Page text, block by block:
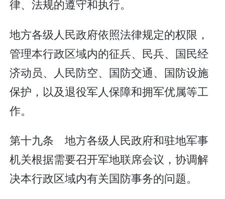
律、法规的遵守和执行。
地方各级人民政府依照法律规定的权限，
管理本行政区域内的征兵、民兵、国民经
济动员、人民防空、国防交通、国防设施
保护，以及退役军人保障和拥军优属等工
作。
第十九条 地方各级人民政府和驻地军事
机关根据需要召开军地联席会议，协调解
决本行政区域内有关国防事务的问题。